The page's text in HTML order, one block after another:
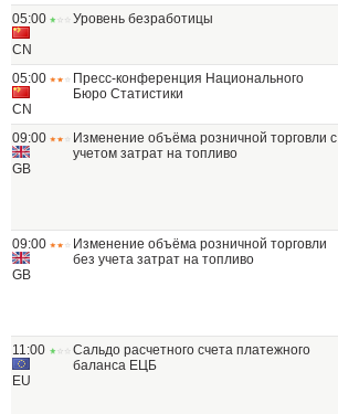
05:00
CN
Уровень безработицы
05:00
CN
Пресс-конференция Национального
Бюро Статистики
09:00
GB
Изменение объёма розничной торговли с
учетом затрат на топливо
09:00
GB
Изменение объёма розничной торговли
без учета затрат на топливо
11:00
EU
Сальдо расчетного счета платежного
баланса ЕЦБ